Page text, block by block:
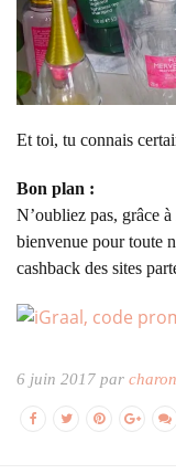
Et toi, tu connais
Bon plan :
N’oubliez pas, grâce à
bienvenue pour toute
cashback des sites
6 juin 2017 par